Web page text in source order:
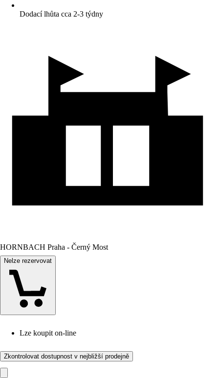
Dodací lhůta cca 2-3 týdny
HORNBACH Praha - Černý Most
Nelze rezervovat
Lze koupit on-line
Zkontrolovat dostupnost v nejbližší prodejně